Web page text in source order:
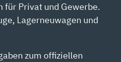
für Privat und Gewerbe.
Lagerneuwagen und
zum offiziellen